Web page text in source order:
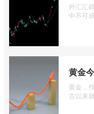
外汇汇
中不可
黄金，
古以来